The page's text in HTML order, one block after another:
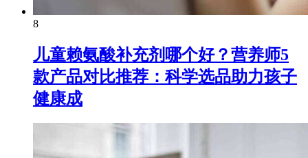
8
儿童赖氨酸补充剂哪个好？营养师5
款产品对比推荐：科学选品助力孩子
健康成